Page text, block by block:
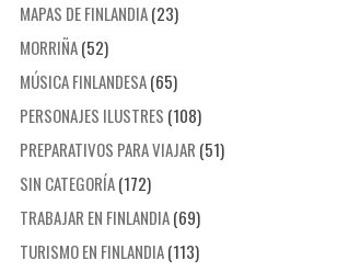
MAPAS DE FINLANDIA(23)
MORRIÑA(52)
MÚSICA FINLANDESA(65)
PERSONAJES ILUSTRES (108)
PREPARATIVOS PARA VIAJAR (51)
SIN CATEGORÍA(172)
TRABAJAR EN FINLANDIA(69)
TURISMO EN FINLANDIA(113)